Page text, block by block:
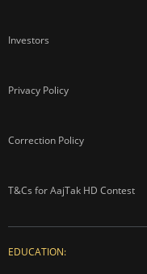
Investors
Privacy Policy
Correction Policy
T&Cs for AajTak HD Contest
EDUCATION: